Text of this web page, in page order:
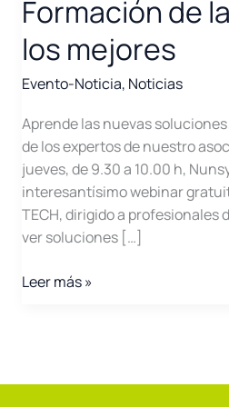
Formación de
los mejores
Evento-Noticia, Noticias
Aprende las nuevas
de los expertos de nuestro
jueves, de 9.30 a 10.00 h,
interesantísimo webinar
TECH, dirigido a profesionales
ver soluciones […]
Webimars
Leer más »